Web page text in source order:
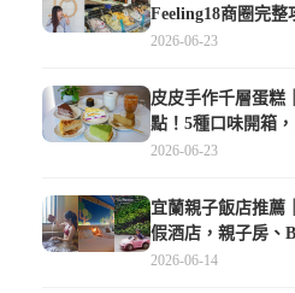
Feeling18商圈完
樣逛
2026-06-23
皮皮手作千層蛋糕
點！5種口味開箱
的台北隱藏版
2026-06-23
宜蘭親子飯店推薦
假酒店，親子房、
俱樂部超適合放電
2026-06-14